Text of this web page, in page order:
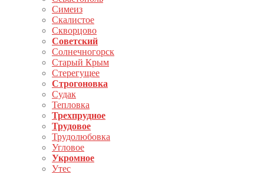
Симеиз
Скалистое
Скворцово
Советский
Солнечногорск
Старый Крым
Стерегущее
Строгоновка
Судак
Тепловка
Трехпрудное
Трудовое
Трудолюбовка
Угловое
Укромное
Утес